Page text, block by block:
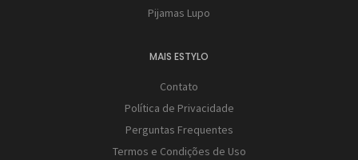
Pijamas Lupo
MAIS ESTYLO
Contato
Política de Privacidade
Perguntas Frequentes
Termos e Condições de Uso